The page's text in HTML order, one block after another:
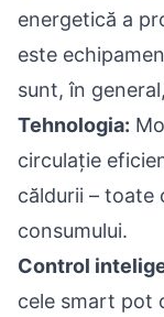
energetică a
este
sunt, în
Tehnologia:
circulație
căldurii – toate
consumului.
Control
cele smart pot